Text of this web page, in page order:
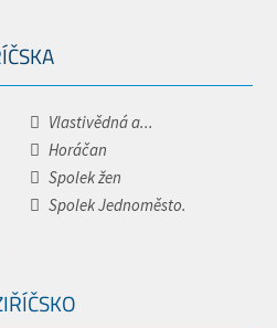
Vlastivědná a...
Horáčan
Spolek žen
Spolek Jednoměsto.